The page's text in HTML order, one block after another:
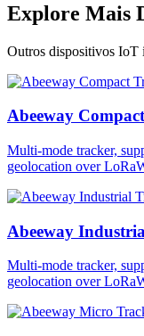
Explore Mais
Outros dispositivos IoT
Abeeway
Multi-mode tracker,
geolocation over
Abeeway
Multi-mode tracker,
geolocation over